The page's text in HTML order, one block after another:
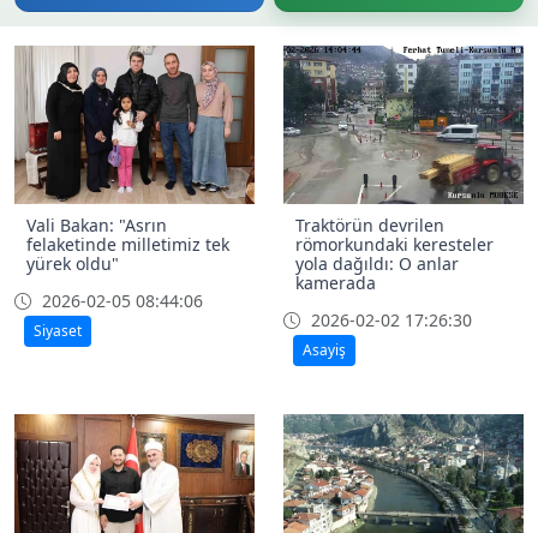
Vali Bakan: "Asrın
felaketinde milletimiz tek
yürek oldu"
2026-02-05 08:44:06
Siyaset
Traktörün devrilen
römorkundaki keresteler
yola dağıldı: O anlar
kamerada
2026-02-02 17:26:30
Asayiş